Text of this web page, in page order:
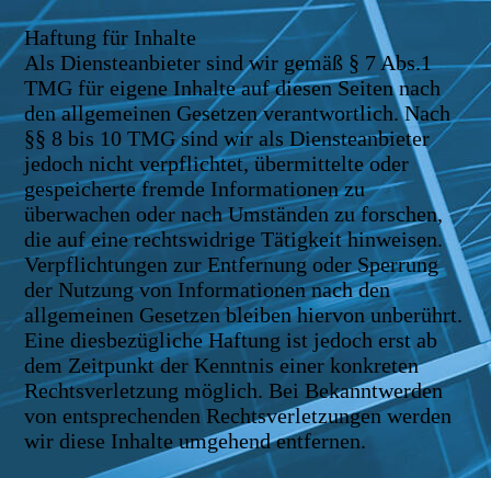
Haftung für Inhalte
Als Diensteanbieter sind wir gemäß § 7 Abs.1
TMG für eigene Inhalte auf diesen Seiten nach
den allgemeinen Gesetzen verantwortlich. Nach
§§ 8 bis 10 TMG sind wir als Diensteanbieter
jedoch nicht verpflichtet, übermittelte oder
gespeicherte fremde Informationen zu
überwachen oder nach Umständen zu forschen,
die auf eine rechtswidrige Tätigkeit hinweisen.
Verpflichtungen zur Entfernung oder Sperrung
der Nutzung von Informationen nach den
allgemeinen Gesetzen bleiben hiervon unberührt.
Eine diesbezügliche Haftung ist jedoch erst ab
dem Zeitpunkt der Kenntnis einer konkreten
Rechtsverletzung möglich. Bei Bekanntwerden
von entsprechenden Rechtsverletzungen werden
wir diese Inhalte umgehend entfernen.